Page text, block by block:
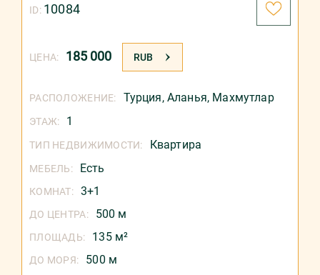
ЦЕНА: 185 000 RUB
ID: 10084
РАСПОЛОЖЕНИЕ: Турция, Аланья, Махмутлар
ЭТАЖ: 1
ТИП НЕДВИЖИМОСТИ: Квартира
МЕБЕЛЬ: Есть
КОМНАТ: 3+1
ДО ЦЕНТРА: 500 м
ПЛОЩАДЬ: 135 м²
ДО МОРЯ: 500 м